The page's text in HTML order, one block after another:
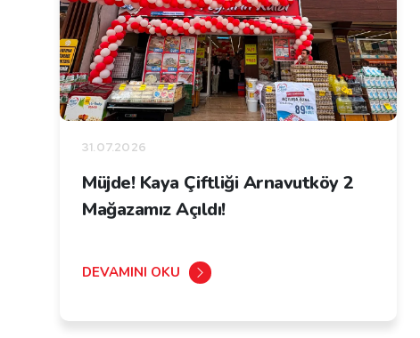
31.07.2026
Müjde! Kaya Çiftliği Arnavutköy 2
Mağazamız Açıldı!
DEVAMINI OKU